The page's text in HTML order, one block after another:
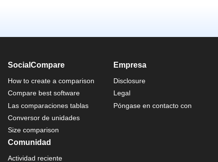
SocialCompare
How to create a comparison
Compare best software
Las comparaciones tablas
Conversor de unidades
Size comparison
Empresa
Disclosure
Legal
Póngase en contacto con
Comunidad
Actividad reciente